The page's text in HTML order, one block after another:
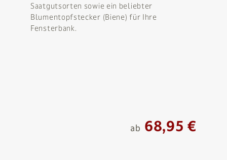
Saatgutsorten sowie ein beliebter
Blumentopfstecker (Biene) für Ihre
Fensterbank.
ab 68,95 €